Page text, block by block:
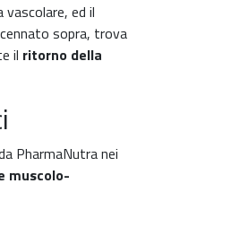
ed il
sopra, trova
il ritorno della
PharmaNutra nei
muscolo-